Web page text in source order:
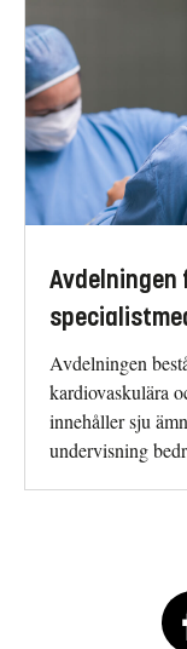
Avdelningen
Avdelningen
kardiovaskulära
innehåller sju
undervisning